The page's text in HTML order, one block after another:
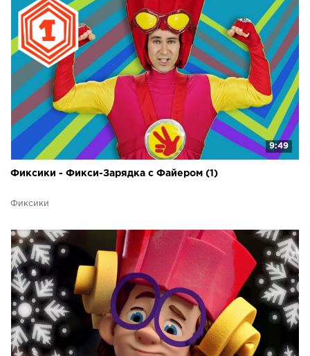
9:49
Фиксики - Фикси-Зарядка с Файером (1)
Фиксики